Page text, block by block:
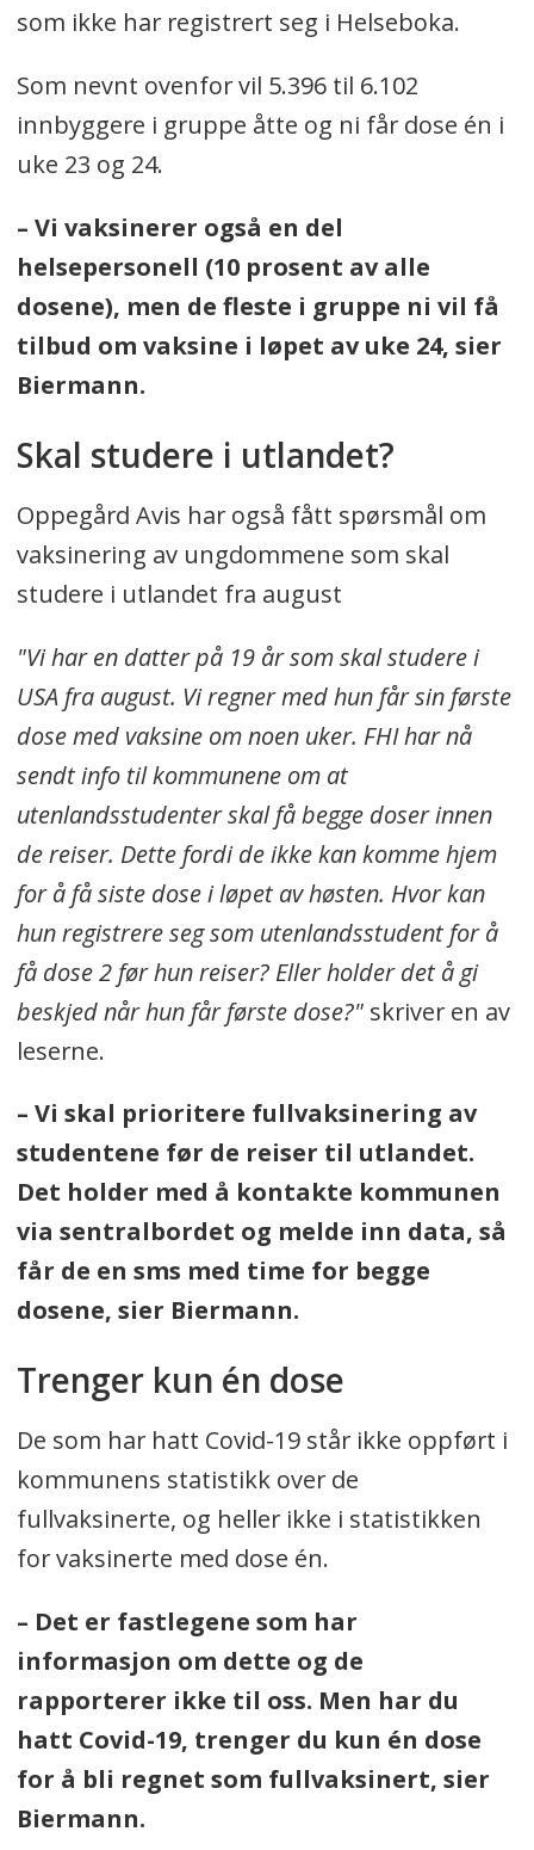
som ikke har registrert seg i Helseboka.
Som nevnt ovenfor vil 5.396 til 6.102
innbyggere i gruppe åtte og ni får dose én i
uke 23 og 24.
– Vi vaksinerer også en del
helsepersonell (10 prosent av alle
dosene), men de fleste i gruppe ni vil få
tilbud om vaksine i løpet av uke 24, sier
Biermann.
Skal studere i utlandet?
Oppegård Avis har også fått spørsmål om
vaksinering av ungdommene som skal
studere i utlandet fra august
"Vi har en datter på 19 år som skal studere i
USA fra august. Vi regner med hun får sin første
dose med vaksine om noen uker. FHI har nå
sendt info til kommunene om at
utenlandsstudenter skal få begge doser innen
de reiser. Dette fordi de ikke kan komme hjem
for å få siste dose i løpet av høsten. Hvor kan
hun registrere seg som utenlandsstudent for å
få dose 2 før hun reiser? Eller holder det å gi
beskjed når hun får første dose?" skriver en av
leserne.
– Vi skal prioritere fullvaksinering av
studentene før de reiser til utlandet.
Det holder med å kontakte kommunen
via sentralbordet og melde inn data, så
får de en sms med time for begge
dosene, sier Biermann.
Trenger kun én dose
De som har hatt Covid-19 står ikke oppført i
kommunens statistikk over de
fullvaksinerte, og heller ikke i statistikken
for vaksinerte med dose én.
– Det er fastlegene som har
informasjon om dette og de
rapporterer ikke til oss. Men har du
hatt Covid-19, trenger du kun én dose
for å bli regnet som fullvaksinert, sier
Biermann.